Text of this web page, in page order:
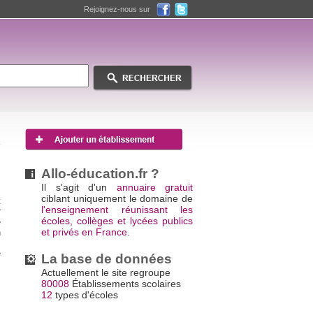
Rejoignez-nous sur
Allo-éducation.fr ?
Il s'agit d'un annuaire gratuit
ciblant uniquement le domaine de
l'enseignement réunissant les
écoles, collèges et lycées publics
et privés en France.
La base de données
Actuellement le site regroupe
80008 Établissements scolaires
12 types d'écoles